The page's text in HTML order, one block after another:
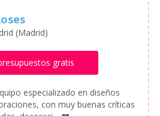
(Madrid)
gratis
especializado en diseños
con muy buenas críticas